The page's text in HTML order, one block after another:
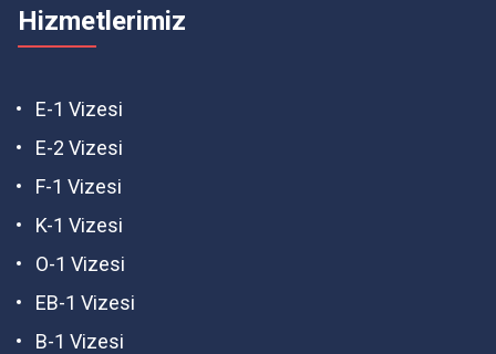
Hizmetlerimiz
E-1 Vizesi
E-2 Vizesi
F-1 Vizesi
K-1 Vizesi
O-1 Vizesi
EB-1 Vizesi
B-1 Vizesi